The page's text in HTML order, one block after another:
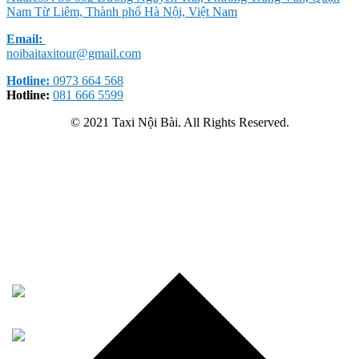
Nam Từ Liêm, Thành phố Hà Nội, Việt Nam
Email:
noibaitaxitour@gmail.com
Hotline: 0973 664 568
Hotline: 081 666 5599
© 2021 Taxi Nội Bài. All Rights Reserved.